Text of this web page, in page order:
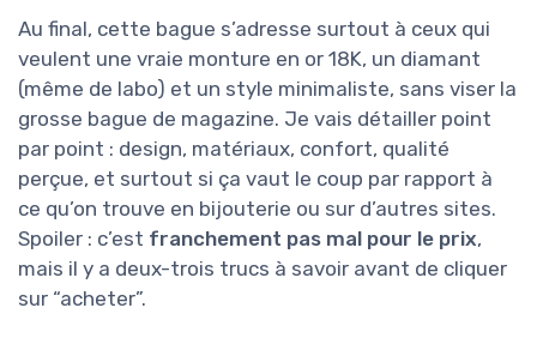
Au final, cette bague s’adresse surtout à ceux qui
veulent une vraie monture en or 18K, un diamant
(même de labo) et un style minimaliste, sans viser la
grosse bague de magazine. Je vais détailler point
par point : design, matériaux, confort, qualité
perçue, et surtout si ça vaut le coup par rapport à
ce qu’on trouve en bijouterie ou sur d’autres sites.
Spoiler : c’est franchement pas mal pour le prix,
mais il y a deux-trois trucs à savoir avant de cliquer
sur “acheter”.